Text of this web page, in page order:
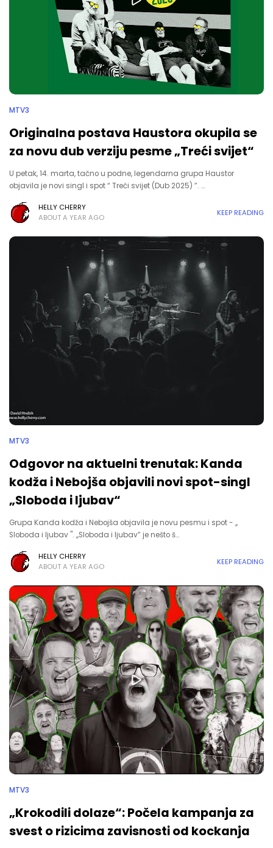
MTV3
Originalna postava Haustora okupila se
za novu dub verziju pesme „Treći svijet“
U petak, 14. marta, tačno u podne, legendarna grupa Haustor
objavila je novi singl i spot “ Treći svijet (Dub 2025) ”. …
HELLY CHERRY
ABOUT A YEAR AGO
KEEP READING
MTV3
Odgovor na aktuelni trenutak: Kanda
kodža i Nebojša objavili novi spot-singl
„Sloboda i ljubav“
Grupa Kanda kodža i Nebojša objavila je novu pesmu i spot - ,,
Sloboda i ljubav ". ,,Sloboda i ljubav” je nešto š…
HELLY CHERRY
ABOUT A YEAR AGO
KEEP READING
MTV3
„Krokodili dolaze“: Počela kampanja za
svest o rizicima zavisnosti od kockanja